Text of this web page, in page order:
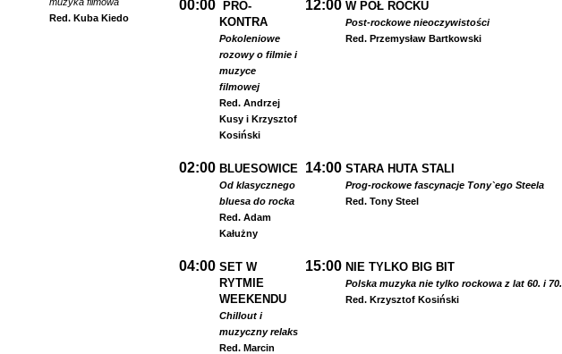
Red. Kuba Kiedo
00:00
PRO-
KONTRA
Pokoleniowe
rozowy o filmie i
muzyce
filmowej
Red. Andrzej
Kusy i Krzysztof
Kosiński
12:00 W PÓŁ ROCKU
Post-rockowe nieoczywistości
Red. Przemysław Bartkowski
02:00 BLUESOWICE
Od klasycznego
bluesa do rocka
Red. Adam
Kałużny
14:00 STARA HUTA STALI
Prog-rockowe fascynacje Tony`ego Steela
Red. Tony Steel
04:00 SET W
RYTMIE
WEEKENDU
Chillout i
muzyczny relaks
Red. Marcin
15:00 NIE TYLKO BIG BIT
Polska muzyka nie tylko rockowa z lat 60. i 70.
Red. Krzysztof Kosiński